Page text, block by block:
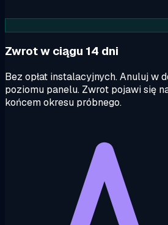
Zwrot w ciągu 14 dni
Bez opłat instalacyjnych. Anuluj w
poziomu panelu. Zwrot pojawi się
końcem okresu próbnego.